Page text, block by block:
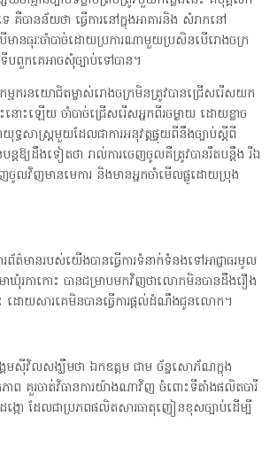
បានន័យថា ធ្វើការនៅក្នុងអាគារនិង សំរាកនៅ
ើមានធុរៈចាំបាច់ដោយប្រការណាមួយប្រសិនបើរោងចក្រ
ើបពួកគេអាចសុំច្បាប់ទៅបាន។
ករនយោជិតម្ចាស់រោងចក្រមិនត្រូវបានជ្រើសរើសយក
នោះឡើយ ចាំបាច់ជ្រើសរើសអ្នកពីរចម្ងាយ ដោយខ្លាច
យុទ្ធសាស្ត្រមួយដែលជាការអនុវត្តផ្ទុយពីនឹងច្បាប់ស្ដីពី
បន្តឱ្យដឹងទៀតថា រាល់ការចេញចូលគឺត្រូវបានរឹតបន្តឹង រីឯ
លវិញមានមេការ និងមានអ្នកចាំមើលផ្លូដោយប្រុង
មានរបស់យើងបានធ្វើការទំនាក់ទំនងទៅអាជ្ញាធរមូល
ឃុំរកាកោះ បានជម្រាបមកវិញថាលោកមិនបានដឹងរឿង
ោយសារគេមិនបានធ្វើការផ្ដល់ដំណឹងជូនលោក។
ង្គមស៊ីវិលសង្ឃឹមថា ឯកឧត្តម ជាម ច័ន្ទសោភ័ណក្នុង
ាព គួរចាត់វិធានការយ៉ាងណាវិញ ចំពោះទីតាំងផលិតបារី
ង្កោ ដែលជាប្រភពផលិតសារធាតុញៀនខុសច្បាប់ដើម្បី